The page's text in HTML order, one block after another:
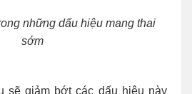
những dấu hiệu mang thai
sớm
sẽ giảm bớt các dấu hiệu này